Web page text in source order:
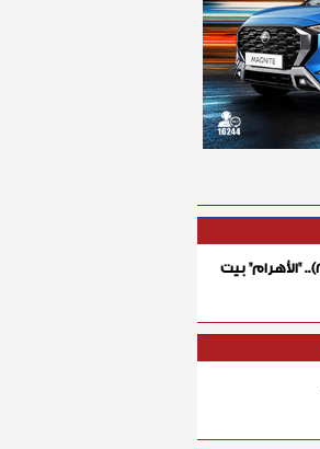
صحفنا وصحفيونا (٢).. "الأهرام" بيت